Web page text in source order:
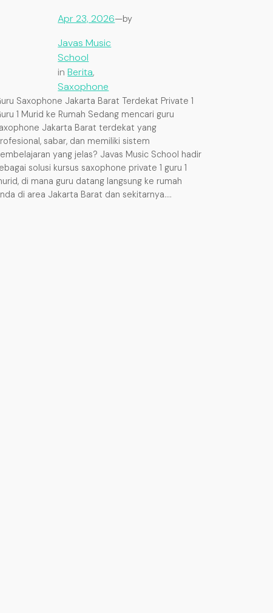
Apr 23, 2026—by
Javas Music
School
inBerita
Saxophone
Saxophone Jakarta Barat Terdekat Private 1
1 Murid ke Rumah Sedang mencari guru
Jakarta Barat terdekat yang
sabar, dan memiliki sistem
yang jelas? Javas Music School hadir
solusi kursus saxophone private 1 guru 1
di mana guru datang langsung ke rumah
di area Jakarta Barat dan sekitarnya.…